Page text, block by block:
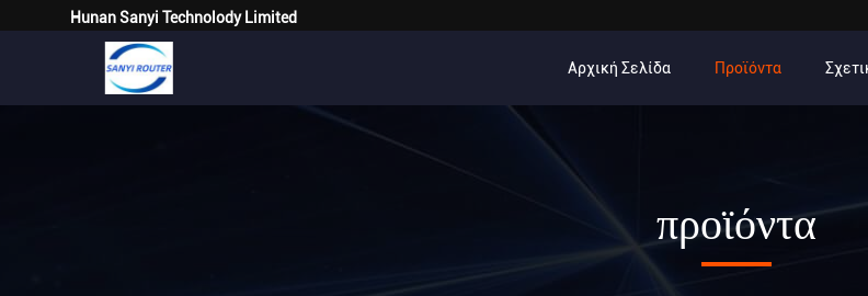
Hunan Sanyi Technolody Limited
Αρχική Σελίδα Προϊόντα
προϊόντα